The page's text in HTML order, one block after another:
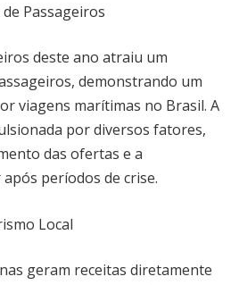
Passageiros
deste ano atraiu um
demonstrando um
viagens marítimas no Brasil. A
por diversos fatores,
das ofertas e a
períodos de crise.
Local
geram receitas diretamente